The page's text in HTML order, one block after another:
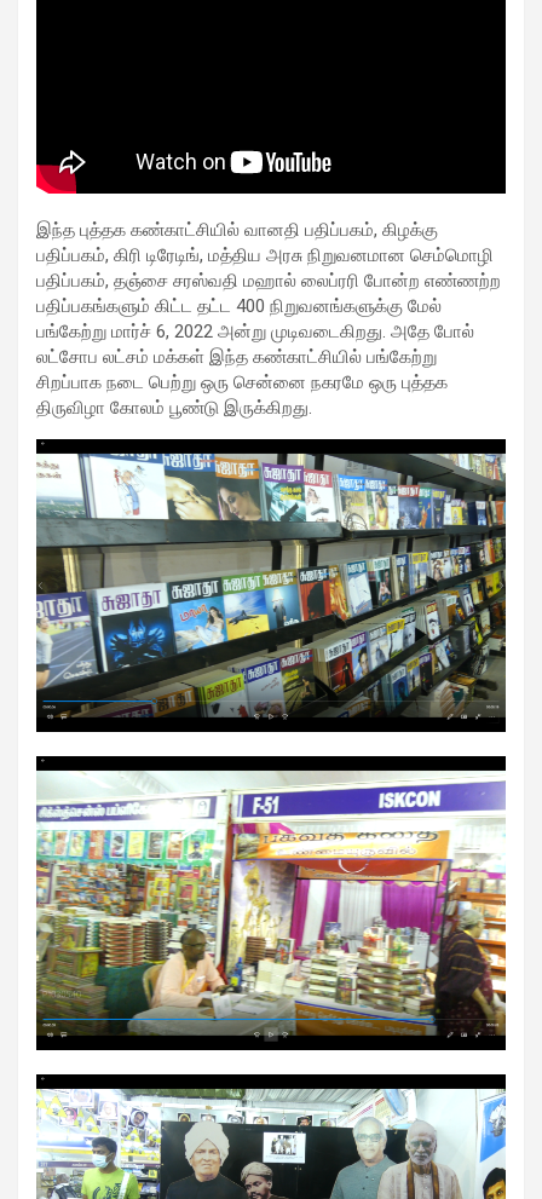
இந்த புத்தக கண்காட்சியில் வானதி பதிப்பகம், கிழக்கு
பதிப்பகம், கிரி டிரேடிங், மத்திய அரசு நிறுவனமான செம்மொழி
பதிப்பகம், தஞ்சை சரஸ்வதி மஹால் லைப்ரரி போன்ற எண்ணற்ற
பதிப்பகங்களும் கிட்ட தட்ட 400 நிறுவனங்களுக்கு மேல்
பங்கேற்று மார்ச் 6, 2022 அன்று முடிவடைகிறது. அதே போல்
லட்சோப லட்சம் மக்கள் இந்த கண்காட்சியில் பங்கேற்று
சிறப்பாக நடை பெற்று ஒரு சென்னை நகரமே ஒரு புத்தக
திருவிழா கோலம் பூண்டு இருக்கிறது.